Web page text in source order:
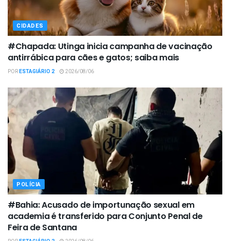
CIDADES
#Chapada: Utinga inicia campanha de vacinação
antirrábica para cães e gatos; saiba mais
PORESTAGIÁRIO 2 2026/08/06
POLÍCIA
#Bahia: Acusado de importunação sexual em
academia é transferido para Conjunto Penal de
Feira de Santana